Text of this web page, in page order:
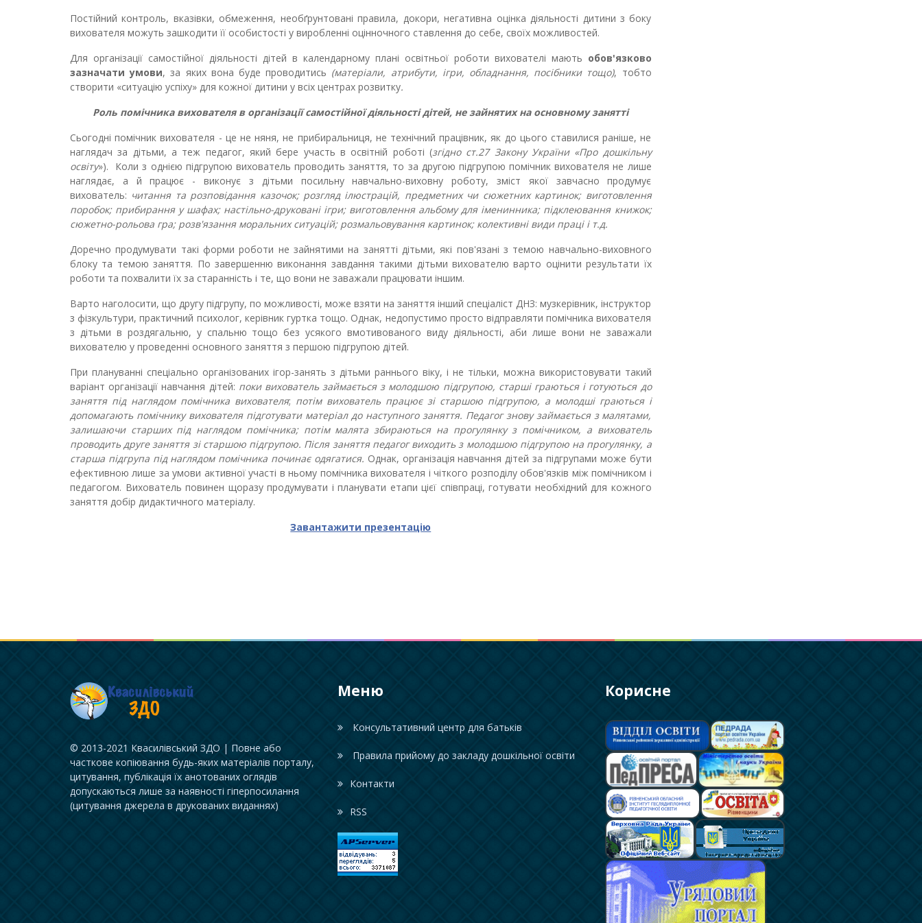
Постійний контроль, вказівки, обмеження, необґрунтовані правила, докори, негативна оцінка діяльності дитини з боку
вихователя можуть зашкодити її особистості у виробленні оцінночного ставлення до себе, своїх можливостей.
Для організації самостійної діяльності дітей в календарному плані освітньої роботи вихователі мають обов'язково
зазначати умови, за яких вона буде проводитись (матеріали, атрибути, ігри, обладнання, посібники тощо), тобто
створити «ситуацію успіху» для кожної дитини у всіх центрах розвитку.
Роль помічника вихователя в організації самостійноїдіяльності дітей, не зайнятихна основному занятті
Сьогодні помічник вихователя - це не няня, не прибиральниця, не технічний працівник, як до цього ставилися раніше, не
наглядач за дітьми, а теж педагог, який бере участь в освітній роботі (згідно ст.27 Закону України «Про дошкільну
освіту»). Коли з однією підгрупою вихователь проводить заняття, то за другою підгрупою помічник вихователя не лише
наглядає, а й працює - виконує з дітьми посильну навчально-виховну роботу, зміст якої завчасно продумує
вихователь: читання та розповідання казочок; розгляд ілюстрацій, предметних чи сюжетних картинок; виготовлення
поробок; прибирання у шафах; настільно-друковані ігри; виготовлення альбому для іменинника; підклеювання книжок;
сюжетно-рольова гра; розв'язання моральних ситуацій; розмальовування картинок; колективні види праці і т.д.
Доречно продумувати такі форми роботи не зайнятими на занятті дітьми, які пов'язані з темою навчально-виховного
блоку та темою заняття. По завершенню виконання завдання такими дітьми вихователю варто оцінити результати їх
роботи та похвалити їх за старанність і те, що вони не заважали працювати іншим.
Варто наголосити, що другу підгрупу, по можливості, може взяти на заняття інший спеціаліст ДНЗ: музкерівник, інструктор
з фізкультури, практичний психолог, керівник гуртка тощо. Однак, недопустимо просто відправляти помічника вихователя
з дітьми в роздягальню, у спальню тощо без усякого вмотивованого виду діяльності, аби лише вони не заважали
вихователю у проведенні основного заняття з першою підгрупою дітей.
При плануванні спеціально організованих ігор-занять з дітьми раннього віку, і не тільки, можна використовувати такий
варіант організації навчання дітей: поки вихователь займається з молодшою підгрупою, старші граються і готуються до
заняття під наглядом помічника вихователя; потім вихователь працює зі старшою підгрупою, а молодші граються і
допомагають помічнику вихователя підготувати матеріал до наступного заняття. Педагог знову займається з малятами,
залишаючи старших під наглядом помічника; потім малята збираються на прогулянку з помічником, а вихователь
проводить друге заняття зі старшою підгрупою. Після заняття педагог виходить з молодшою підгрупою на прогулянку, а
старша підгрупа під наглядом помічника починає одягатися. Однак, організація навчання дітей за підгрупами може бути
ефективною лише за умови активної участі в ньому помічника вихователя і чіткого розподілу обов'язків між помічником і
педагогом. Вихователь повинен щоразу продумувати і планувати етапи цієї співпраці, готувати необхідний для кожного
заняття добір дидактичного матеріалу.
Завантажити презентацію
© 2013-2021 Квасилівський ЗДО | Повне або
часткове копіювання будь-яких матеріалів порталу,
цитування, публікація їх анотованих оглядів
допускаються лише за наявності гіперпосилання
(цитування джерела в друкованих виданнях)
Меню
Консультативний центр для батьків
Правила прийому до закладу дошкільної освіти
Контакти
RSS
Корисне